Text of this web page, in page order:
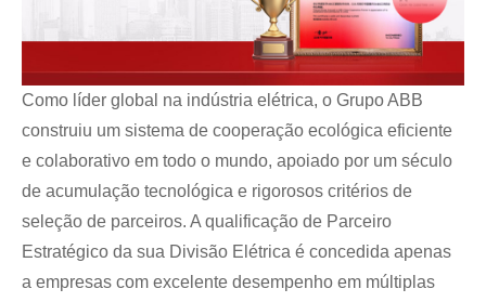
Como líder global na indústria elétrica, o Grupo ABB
construiu um sistema de cooperação ecológica eficiente
e colaborativo em todo o mundo, apoiado por um século
de acumulação tecnológica e rigorosos critérios de
seleção de parceiros. A qualificação de Parceiro
Estratégico da sua Divisão Elétrica é concedida apenas
a empresas com excelente desempenho em múltiplas